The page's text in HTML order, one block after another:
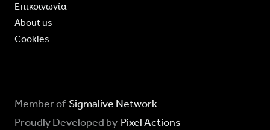
Επικοινωνία
About us
Cookies
Member of Sigmalive Network
Proudly Developed by Pixel Actions